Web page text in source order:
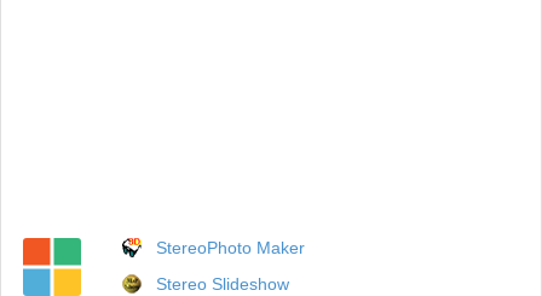
StereoPhoto Maker
Stereo Slideshow